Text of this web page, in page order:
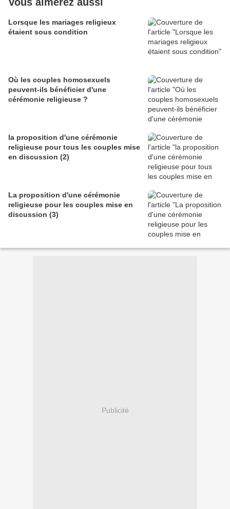
Lorsque les mariages religieux
étaient sous condition
Où les couples homosexuels
peuvent-ils bénéficier d'une
cérémonie religieuse ?
la proposition d'une cérémonie
religieuse pour tous les couples mise
en discussion (2)
La proposition d'une cérémonie
religieuse pour les couples mise en
discussion (3)
Publicité